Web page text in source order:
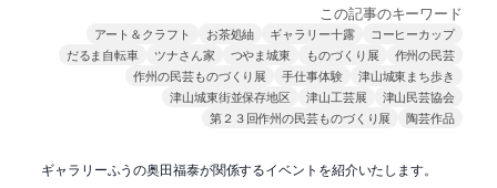
この記事のキーワード
アート＆クラフト お茶処紬 ギャラリー十露
コーヒーカップ
だるま自転車
ツナさん家 つやま城東 ものづくり展
作州の民芸
作州の民芸ものづくり展
手仕事体験
津山城東まち歩き
津山城東街並保存地区
津山工芸展
津山民芸協会
第２３回作州の民芸ものづくり展
陶芸作品
ギャラリーふうの奥田福泰が関係するイベントを紹介いたします。